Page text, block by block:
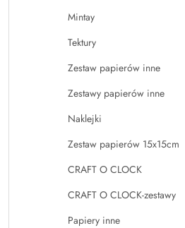
Mintay
Tektury
Zestaw papierów inne
Zestawy papierów inne
Naklejki
Zestaw papierów 15x15cm
CRAFT O CLOCK
CRAFT O CLOCK-zestawy
Papiery inne